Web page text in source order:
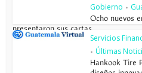
Gobierno •
Ocho nuevos
presentaron sus cartas...
Servicios
• Últimas
Hankook Tire